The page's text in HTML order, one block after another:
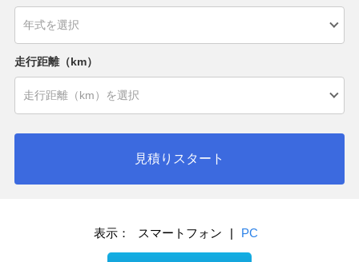
走行距離（km）
見積りスタート
表示： スマートフォン PC